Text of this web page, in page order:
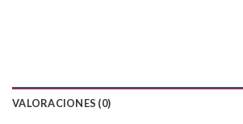
VALORACIONES (0)